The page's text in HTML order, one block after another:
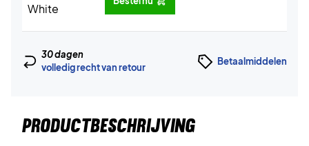
30 dagen
volledig recht van retour
Betaalmiddelen
PRODUCTBESCHRIJVING